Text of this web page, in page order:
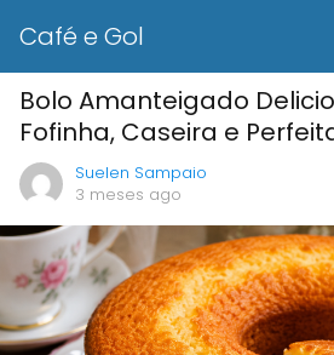
Café e Gol
Bolo Amanteigado
Fofinha, Caseira e
Suelen Sampaio
3 meses ago